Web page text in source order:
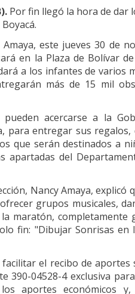
Por fin llegó la hora de dar
este jueves 30 de
en la Plaza de Bolívar
a los infantes de varios
más de 15 mil
acercarse a la
para entregar sus regalos,
que serán destinados a
apartadas del
Nancy Amaya, explicó
grupos musicales,
maratón, completamente
fin: "Dibujar Sonrisas en
el recibo de aportes
390-04528-4 exclusiva
aportes económicos y,